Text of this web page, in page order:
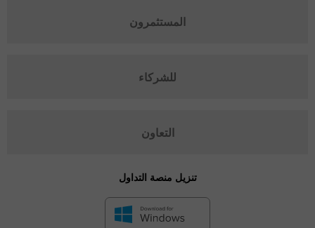
المستثمرون
للشركاء
التعاون
تنزيل منصة التداول